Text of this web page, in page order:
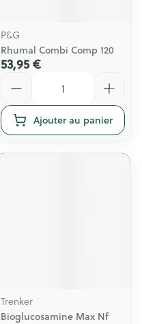
P&G
Rhumal Combi Comp 120
53,95 €
Ajouter au panier
Trenker
Bioglucosamine Max Nf